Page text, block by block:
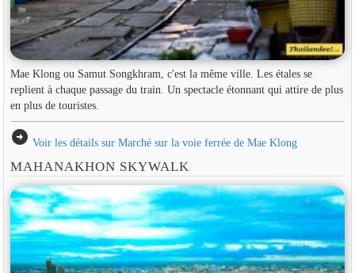
Mae Klong ou Samut Songkhram, c'est la même ville. Les étales se
replient à chaque passage du train. Un spectacle étonnant qui attire de plus
en plus de touristes.
arrow_circle_right Voir les détails sur Marché sur la voie ferrée de Mae Klong
MAHANAKHON SKYWALK